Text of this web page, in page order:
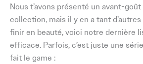
Nous t’avons présenté un avant-
collection, mais il y en a tant
finir en beauté, voici notre dernière
efficace. Parfois, c’est juste une
fait le game :